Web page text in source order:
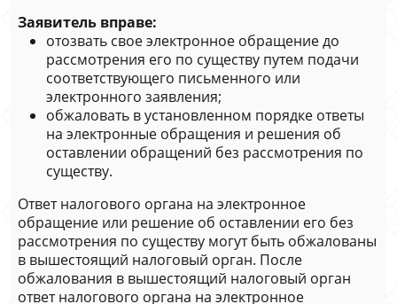
Заявитель вправе:
отозвать свое электронное обращение до
рассмотрения его по существу путем подачи
соответствующего письменного или
электронного заявления;
обжаловать в установленном порядке ответы
на электронные обращения и решения об
оставлении обращений без рассмотрения по
существу.
Ответ налогового органа на электронное
обращение или решение об оставлении его без
рассмотрения по существу могут быть обжалованы
в вышестоящий налоговый орган. После
обжалования в вышестоящий налоговый орган
ответ налогового органа на электронное